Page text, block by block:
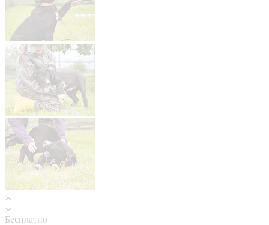
Бесплатно